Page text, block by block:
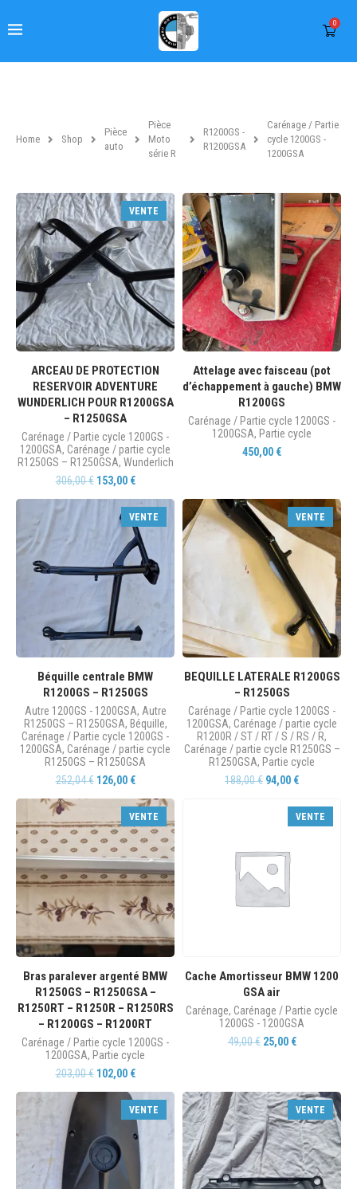
0
Home Shop
Pièce
auto
Pièce
Moto
série R
R1200GS -
R1200GSA
Carénage / Partie
cycle 1200GS -
1200GSA
VENTE
ARCEAU DE PROTECTION
RESERVOIR ADVENTURE
WUNDERLICH POUR R1200GSA
– R1250GSA
Carénage / Partie cycle 1200GS -
1200GSA, Carénage / partie cycle
R1250GS – R1250GSA, Wunderlich
306,00€ 153,00 €
Attelage avec faisceau (pot
d’échappement à gauche) BMW
R1200GS
Carénage / Partie cycle 1200GS -
1200GSA, Partie cycle
450,00 €
VENTE
Béquille centrale BMW
R1200GS – R1250GS
Autre 1200GS - 1200GSA, Autre
R1250GS – R1250GSA, Béquille,
Carénage / Partie cycle 1200GS -
1200GSA, Carénage / partie cycle
R1250GS – R1250GSA
252,04€ 126,00 €
VENTE
BEQUILLE LATERALE R1200GS
– R1250GS
Carénage / Partie cycle 1200GS -
1200GSA, Carénage / partie cycle
R1200R / ST / RT / S / RS / R,
Carénage / partie cycle R1250GS –
R1250GSA, Partie cycle
188,00€ 94,00 €
VENTE
Bras paralever argenté BMW
R1250GS – R1250GSA –
R1250RT – R1250R – R1250RS
– R1200GS – R1200RT
Carénage / Partie cycle 1200GS -
1200GSA, Partie cycle
203,00€ 102,00 €
VENTE
Cache Amortisseur BMW 1200
GSA air
Carénage, Carénage / Partie cycle
1200GS - 1200GSA
49,00€ 25,00 €
VENTE VENTE